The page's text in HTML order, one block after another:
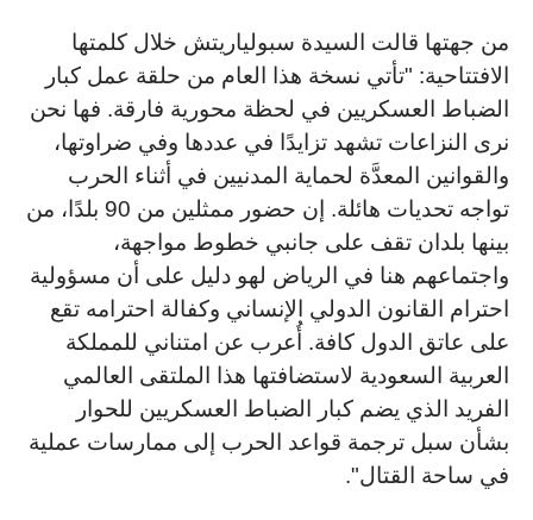
من جهتها قالت السيدة سبولياريتش خلال كلمتها
الافتتاحية: "تأتي نسخة هذا العام من حلقة عمل كبار
الضباط العسكريين في لحظة محورية فارقة. فها نحن
نرى النزاعات تشهد تزايدًا في عددها وفي ضراوتها،
والقوانين المعدَّة لحماية المدنيين في أثناء الحرب
تواجه تحديات هائلة. إن حضور ممثلين من 90 بلدًا، من
بينها بلدان تقف على جانبي خطوط مواجهة،
واجتماعهم هنا في الرياض لهو دليل على أن مسؤولية
احترام القانون الدولي الإنساني وكفالة احترامه تقع
على عاتق الدول كافة. أُعرب عن امتناني للمملكة
العربية السعودية لاستضافتها هذا الملتقى العالمي
الفريد الذي يضم كبار الضباط العسكريين للحوار
بشأن سبل ترجمة قواعد الحرب إلى ممارسات عملية
في ساحة القتال".